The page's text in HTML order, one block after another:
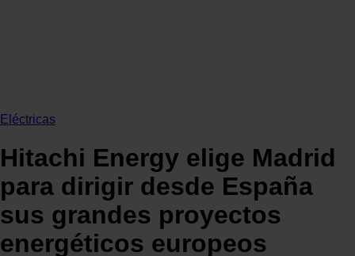
Eléctricas
Hitachi Energy elige Madrid
para dirigir desde España
sus grandes proyectos
energéticos europeos